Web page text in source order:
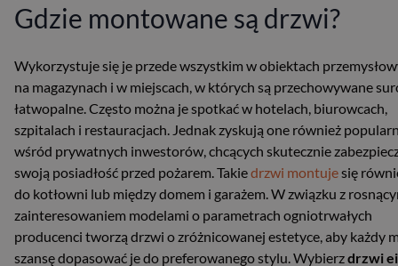
Gdzie montowane są drzwi?
Wykorzystuje się je przede wszystkim w obiektach
na magazynach i w miejscach, w których są przechowywane
łatwopalne. Często można je spotkać w hotelach, biurowcach,
szpitalach i restauracjach. Jednak zyskują one również
wśród prywatnych inwestorów, chcących skutecznie
swoją posiadłość przed pożarem. Takiedrzwi montujesię
do kotłowni lub między domem i garażem. W związku z
zainteresowaniem modelami o parametrach ogniotrwałych
producenci tworzą drzwi o zróżnicowanej estetyce, aby każdy
szansę dopasować je do preferowanego stylu. Wybierzdrzwi